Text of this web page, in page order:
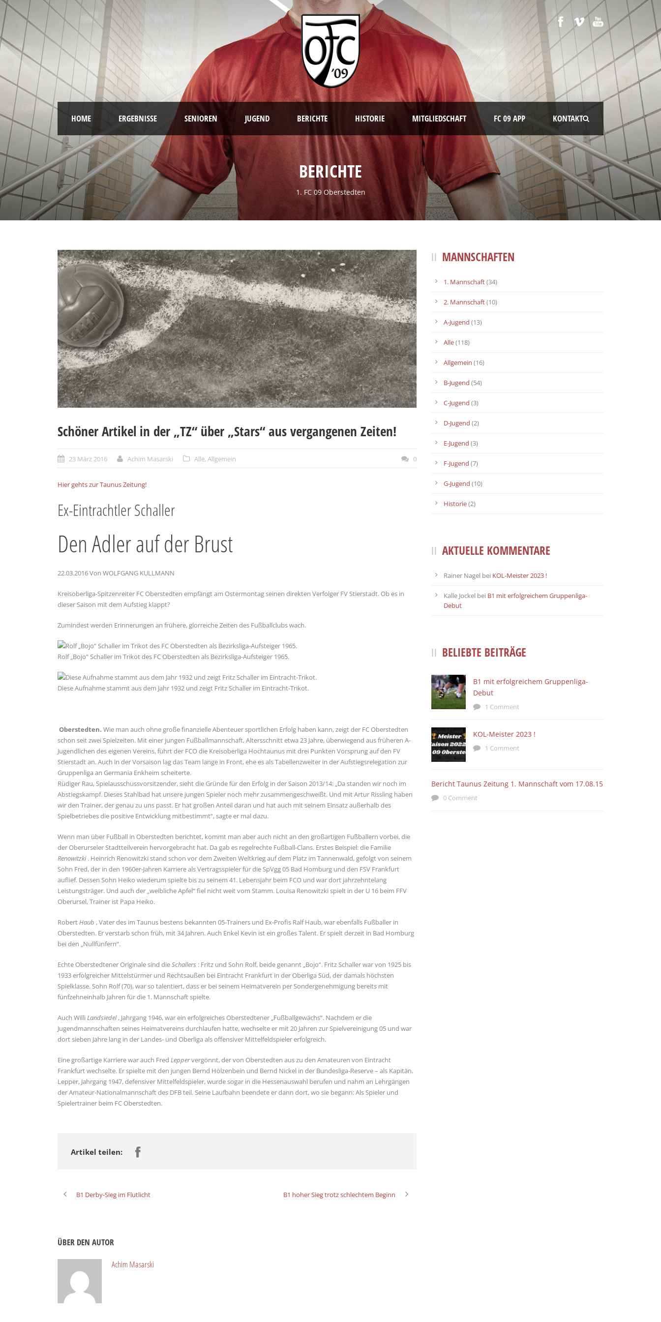
HOME ERGEBNISSE SENIOREN JUGEND BERICHTE HISTORIE MITGLIEDSCHAFT FC 09 APP KONTAKT
BERICHTE
1. FC 09 Oberstedten
Schöner Artikel in der „TZ“ über „Stars“ aus vergangenen Zeiten!
23 März 2016 Achim Masarski Alle, Allgemein 0
Hier gehts zur Taunus Zeitung!
Ex-Eintrachtler Schaller
Den Adler auf der Brust
22.03.2016Von WOLFGANG KULLMANN
Kreisoberliga-Spitzenreiter FC Oberstedten empfängt am Ostermontag seinen direkten Verfolger FV Stierstadt. Ob es in
dieser Saison mit dem Aufstieg klappt?
Zumindest werden Erinnerungen an frühere, glorreiche Zeiten des Fußballclubs wach.
Rolf „Bojo“ Schaller im Trikot des FC Oberstedten als Bezirksliga-Aufsteiger 1965.
Diese Aufnahme stammt aus dem Jahr 1932 und zeigt Fritz Schaller im Eintracht-Trikot.
Oberstedten. Wie man auch ohne große finanzielle Abenteuer sportlichen Erfolg haben kann, zeigt der FC Oberstedten
schon seit zwei Spielzeiten. Mit einer jungen Fußballmannschaft, Altersschnitt etwa 23 Jahre, überwiegend aus früheren A-
Jugendlichen des eigenen Vereins, führt der FCO die Kreisoberliga Hochtaunus mit drei Punkten Vorsprung auf den FV
Stierstadt an. Auch in der Vorsaison lag das Team lange in Front, ehe es als Tabellenzweiter in der Aufstiegsrelegation zur
Gruppenliga an Germania Enkheim scheiterte.
Rüdiger Rau, Spielausschussvorsitzender, sieht die Gründe für den Erfolg in der Saison 2013/14: „Da standen wir noch im
Abstiegskampf. Dieses Stahlbad hat unsere jungen Spieler noch mehr zusammengeschweißt. Und mit Artur Rissling haben
wir den Trainer, der genau zu uns passt. Er hat großen Anteil daran und hat auch mit seinem Einsatz außerhalb des
Spielbetriebes die positive Entwicklung mitbestimmt“, sagte er mal dazu.
Wenn man über Fußball in Oberstedten berichtet, kommt man aber auch nicht an den großartigen Fußballern vorbei, die
der Oberurseler Stadtteilverein hervorgebracht hat. Da gab es regelrechte Fußball-Clans. Erstes Beispiel: die Familie
Renowitzki. Heinrich Renowitzki stand schon vor dem Zweiten Weltkrieg auf dem Platz im Tannenwald, gefolgt von seinem
Sohn Fred, der in den 1960er-Jahren Karriere als Vertragsspieler für die SpVgg 05 Bad Homburg und den FSV Frankfurt
auflief. Dessen Sohn Heiko wiederum spielte bis zu seinem 41. Lebensjahr beim FCO und war dort jahrzehntelang
Leistungsträger. Und auch der „weibliche Apfel“ fiel nicht weit vom Stamm. Louisa Renowitzki spielt in der U 16 beim FFV
Oberursel, Trainer ist Papa Heiko.
RobertHaub , Vater des im Taunus bestens bekannten 05-Trainers und Ex-Profis Ralf Haub, war ebenfalls Fußballer in
Oberstedten. Er verstarb schon früh, mit 34 Jahren. Auch Enkel Kevin ist ein großes Talent. Er spielt derzeit in Bad Homburg
bei den „Nullfünfern“.
Echte Oberstedtener Originale sind dieSchallers : Fritz und Sohn Rolf, beide genannt „Bojo“. Fritz Schaller war von 1925 bis
1933 erfolgreicher Mittelstürmer und Rechtsaußen bei Eintracht Frankfurt in der Oberliga Süd, der damals höchsten
Spielklasse. Sohn Rolf (70), war so talentiert, dass er bei seinem Heimatverein per Sondergenehmigung bereits mit
fünfzehneinhalb Jahren für die 1. Mannschaft spielte.
Auch Willi Landsiedel, Jahrgang 1946, war ein erfolgreiches Oberstedtener „Fußballgewächs“. Nachdem er die
Jugendmannschaften seines Heimatvereins durchlaufen hatte, wechselte er mit 20 Jahren zur Spielvereinigung 05 und war
dort sieben Jahre lang in der Landes- und Oberliga als offensiver Mittelfeldspieler erfolgreich.
Eine großartige Karriere war auch Fred Leppervergönnt, der von Oberstedten aus zu den Amateuren von Eintracht
Frankfurt wechselte. Er spielte mit den jungen Bernd Hölzenbein und Bernd Nickel in der Bundesliga-Reserve – als Kapitän.
Lepper, Jahrgang 1947, defensiver Mittelfeldspieler, wurde sogar in die Hessenauswahl berufen und nahm an Lehrgängen
der Amateur-Nationalmannschaft des DFB teil. Seine Laufbahn beendete er dann dort, wo sie begann: Als Spieler und
Spielertrainer beim FC Oberstedten.
Artikel teilen:
B1 Derby-Sieg im Flutlicht B1 hoher Sieg trotz schlechtem Beginn
ÜBER DEN AUTOR
Achim Masarski
MANNSCHAFTEN
1. Mannschaft(34)
2. Mannschaft(10)
A-Jugend (13)
Alle(118)
Allgemein (16)
B-Jugend (54)
C-Jugend (3)
D-Jugend (2)
E-Jugend (3)
F-Jugend (7)
G-Jugend (10)
Historie(2)
AKTUELLE KOMMENTARE
Rainer Nagel bei KOL-Meister 2023 !
Kalle Jockel bei B1 mit erfolgreichem Gruppenliga-
Debut
BELIEBTE BEITRÄGE
B1 mit erfolgreichem Gruppenliga-
Debut
1 Comment
KOL-Meister 2023 !
1 Comment
Bericht Taunus Zeitung 1. Mannschaft vom 17.08.15
0 Comment